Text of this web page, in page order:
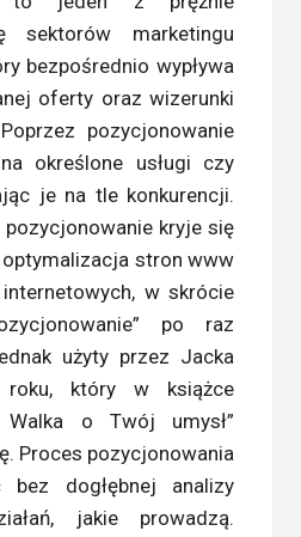
sektorów marketingu
bezpośrednio wypływa
oferty oraz wizerunki
pozycjonowanie
określone usługi czy
je na tle konkurencji.
pozycjonowanie kryje się
stron www
w skrócie
po raz
użyty przez Jacka
który w książce
Walka o Twój umysł”
Proces pozycjonowania
dogłębnej analizy
jakie prowadzą.